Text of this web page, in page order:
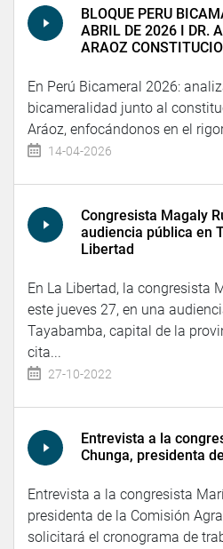
BLOQUE PERU
ABRIL DE 2026 I DR.
ARAOZ
En Perú Bicameral 2026:
bicameralidad junto al
Aráoz, enfocándonos en el
14-04-2026
Congresista Magaly
audiencia pública en
Libertad
En La Libertad, la congresista
este jueves 27, en una
Tayabamba, capital de la
cita...
27-10-2022
Entrevista a la
Chunga, presidenta
Entrevista a la congresista
presidenta de la Comisión
solicitará el cronograma de